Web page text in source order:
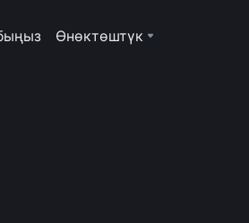
Өнөктөштүк